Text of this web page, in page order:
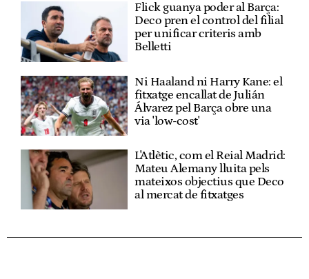
Flick guanya poder al Barça:
Deco pren el control del filial
per unificar criteris amb
Belletti
Ni Haaland ni Harry Kane: el
fitxatge encallat de Julián
Álvarez pel Barça obre una
via 'low-cost'
L'Atlètic, com el Reial Madrid:
Mateu Alemany lluita pels
mateixos objectius que Deco
al mercat de fitxatges